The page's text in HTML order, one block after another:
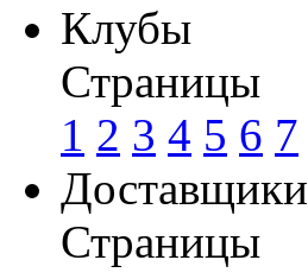
Клубы
Страницы
1 2 3 4 5 6 7
Доставщики
Страницы